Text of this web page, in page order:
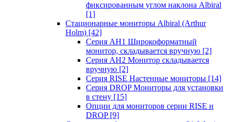
фиксированным углом наклона Albiral
[1]
Стационарные мониторы Albiral (Arthur
Holm) [42]
Серия AH1 Широкоформатный
монитор, складывается вручную [2]
Серия AH2 Монитор складывается
вручную [2]
Серия RISE Настенные мониторы [14]
Серия DROP Мониторы для установки
в стену [15]
Опции для мониторов серии RISE и
DROP [9]